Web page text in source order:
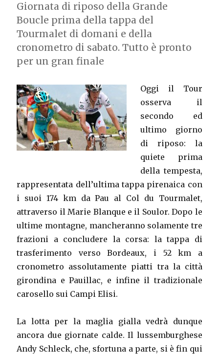
Giornata di riposo della Grande
Boucle prima della tappa del
Tourmalet di domani e della
cronometro di sabato. Tutto è pronto
per un gran finale
Oggi il Tour
osserva il
secondo ed
ultimo giorno
di riposo: la
quiete prima
della tempesta,
rappresentata dell’ultima tappa pirenaica con
i suoi 174 km da Pau al Col du Tourmalet,
attraverso il Marie Blanque e il Soulor. Dopo le
ultime montagne, mancheranno solamente tre
frazioni a concludere la corsa: la tappa di
trasferimento verso Bordeaux, i 52 km a
cronometro assolutamente piatti tra la città
girondina e Pauillac, e infine il tradizionale
carosello sui Campi Elisi.
La lotta per la maglia gialla vedrà dunque
ancora due giornate calde. Il lussemburghese
Andy Schleck, che, sfortuna a parte, si è fin qui